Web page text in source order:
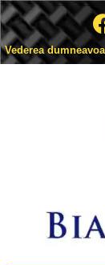
Vederea